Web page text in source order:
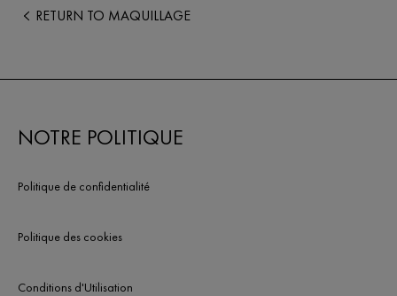
RETURN TO MAQUILLAGE
NOTRE POLITIQUE
Politique de confidentialité
Politique des cookies
Conditions d'Utilisation